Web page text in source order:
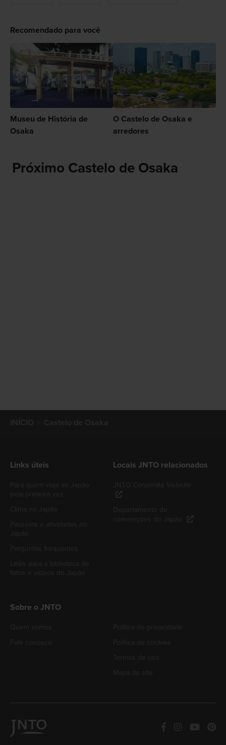
Recomendado para você
Museu de História de
Osaka
O Castelo de Osaka e
arredores
Próximo Castelo de Osaka
Links úteis Locais JNTO relacionados
Sobre o JNTO